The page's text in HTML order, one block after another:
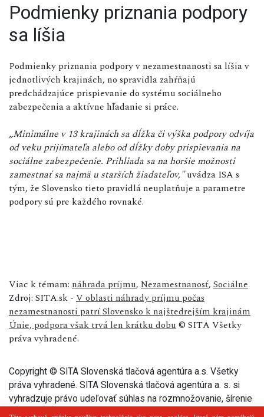
Podmienky priznania podpory
sa líšia
Podmienky priznania podpory v nezamestnanosti sa líšia v
jednotlivých krajinách, no spravidla zahŕňajú
predchádzajúce prispievanie do systému sociálneho
zabezpečenia a aktívne hľadanie si práce.
„Minimálne v 13 krajinách sa dĺžka či výška podpory odvíja
od veku prijímateľa alebo od dĺžky doby prispievania na
sociálne zabezpečenie. Prihliada sa na horšie možnosti
zamestnať sa najmä u starších žiadateľov,"uvádza ISA s
tým, že Slovensko tieto pravidlá neuplatňuje a parametre
podpory sú pre každého rovnaké.
Viac k témam: náhrada príjmu, Nezamestnanosť, Sociálne
Zdroj: SITA.sk - V oblasti náhrady príjmu počas
nezamestnanosti patrí Slovensko k najštedrejším krajinám
Únie, podpora však trvá len krátku dobu © SITA Všetky
práva vyhradené.
Copyright © SITA Slovenská tlačová agentúra a.s. Všetky
práva vyhradené. SITA Slovenská tlačová agentúra a. s. si
vyhradzuje právo udeľovať súhlas na rozmnožovanie, šírenie